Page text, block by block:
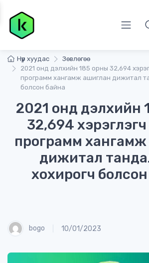
Нүүр хуудас
Зөвлөгөө
2021 онд дэлхийн 185 орны 32,694
программ хангамж ашиглан дижитал
болсон байна
2021 онд дэлхийн
32,694
программ
дижитал
хохирогч
bogo 10/01/2023